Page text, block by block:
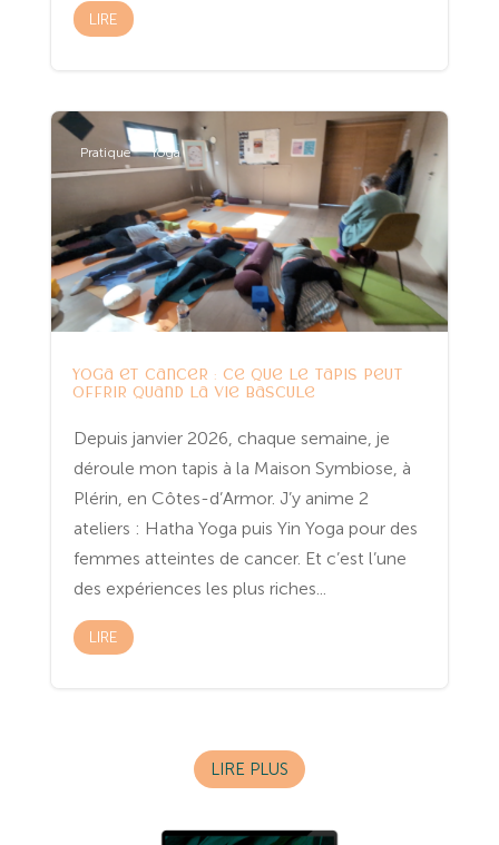
LIRE
Pratique Yoga
Yoga et cancer : ce que le tapis peut
offrir quand la vie bascule
Depuis janvier 2026, chaque semaine, je
déroule mon tapis à la Maison Symbiose, à
Plérin, en Côtes-d’Armor. J’y anime 2
ateliers : Hatha Yoga puis Yin Yoga pour des
femmes atteintes de cancer. Et c’est l’une
des expériences les plus riches...
LIRE
LIRE PLUS